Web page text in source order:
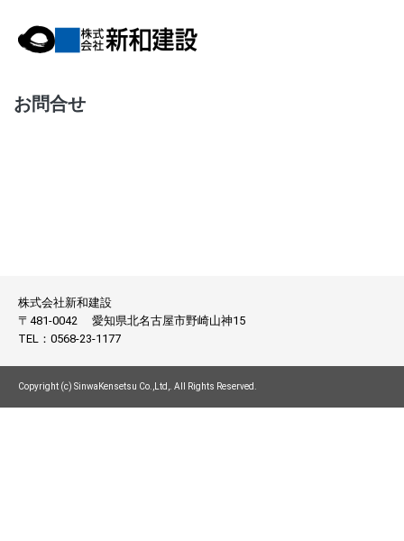
お問合せ
株式会社新和建設
〒481-0042
愛知県北名古屋市野崎山神15
TEL： 0568-23-1177
Copyright (c) SinwaKensetsu Co.,Ltd,. All Rights Reserved.